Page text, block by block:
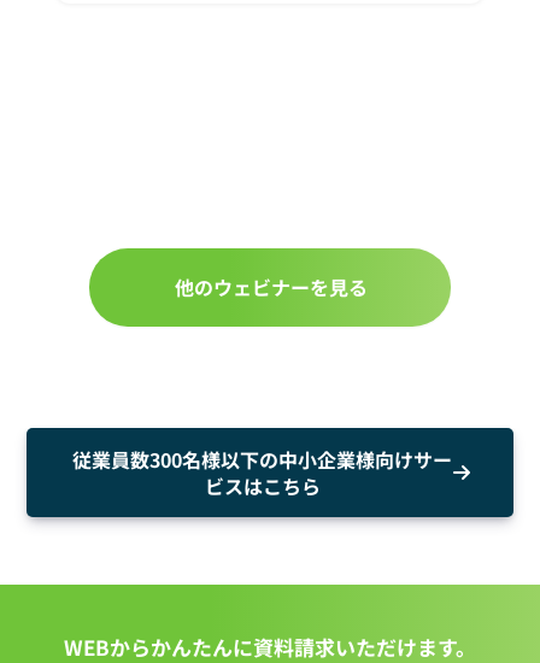
他のウェビナーを見る
従業員数300名様以下の中小企業様向けサー
ビスはこちら
WEBからかんたんに資料請求いただけます。